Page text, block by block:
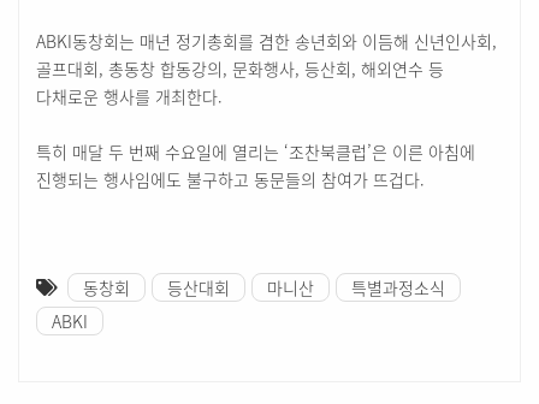
ABKI동창회는 매년 정기총회를 겸한 송년회와 이듬해 신년인사회,
골프대회, 총동창 합동강의, 문화행사, 등산회, 해외연수 등
다채로운 행사를 개최한다.
특히 매달 두 번째 수요일에 열리는 ‘조찬북클럽’은 이른 아침에
진행되는 행사임에도 불구하고 동문들의 참여가 뜨겁다.
동창회 등산대회 마니산
특별과정소식
ABKI